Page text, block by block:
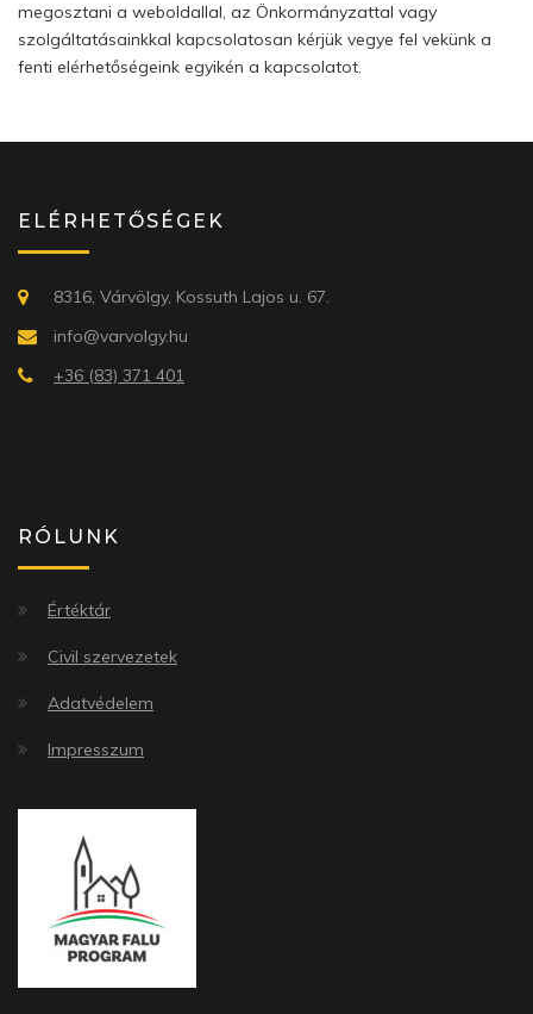
megosztani a weboldallal, az Önkormányzattal vagy
szolgáltatásainkkal kapcsolatosan kérjük vegye fel vekünk a
fenti elérhetőségeink egyikén a kapcsolatot.
ELÉRHETŐSÉGEK
8316, Várvölgy, Kossuth Lajos u. 67.
info@varvolgy.hu
+36 (83) 371 401
RÓLUNK
Értéktár
Civil szervezetek
Adatvédelem
Impresszum